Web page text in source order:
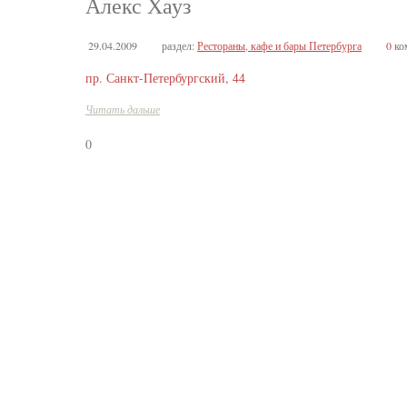
29.04.2009 раздел:Рестораны, кафе и бары Петербурга 0
пр. Санкт-Петербургский, 44
Читать дальше
0